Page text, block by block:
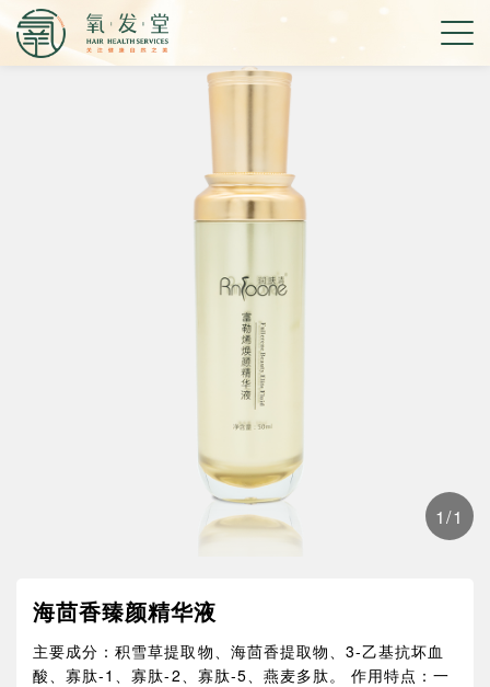
1/1
海茴香臻颜精华液
主要成分：积雪草提取物、海茴香提取物、3-乙基抗坏血
酸、寡肽-1、寡肽-2、寡肽-5、燕麦多肽。 作用特点：一